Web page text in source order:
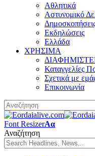
Αθλητικά
Αστυνομικό
Εκδηλώσεις
Ελλάδα
ΧΡΗΣΙΜΑ
Καταγγελίες
Σχετικά με
Επικοινωνία
Font ResizerΑα
Αναζήτηση